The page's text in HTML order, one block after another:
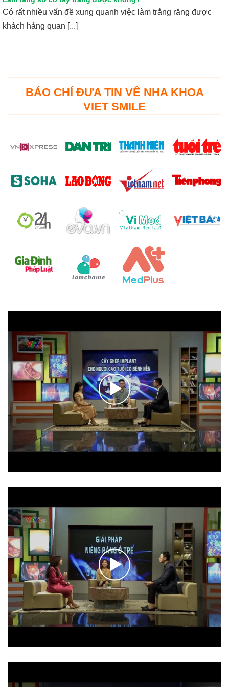
Có rất nhiều vấn đề xung quanh việc làm trắng răng được
khách hàng quan [...]
BÁO CHÍ ĐƯA TIN VỀ NHA KHOA
VIET SMILE